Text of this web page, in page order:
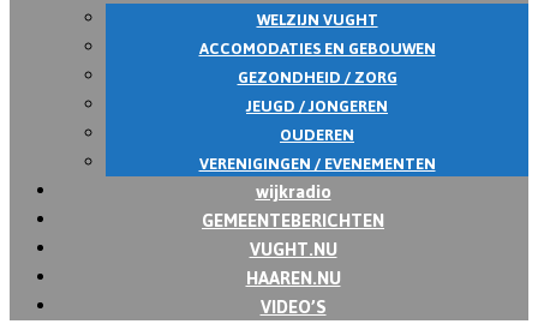
WELZIJN VUGHT
ACCOMODATIES EN GEBOUWEN
GEZONDHEID / ZORG
JEUGD / JONGEREN
OUDEREN
VERENIGINGEN / EVENEMENTEN
wijkradio
GEMEENTEBERICHTEN
VUGHT.NU
HAAREN.NU
VIDEO’S